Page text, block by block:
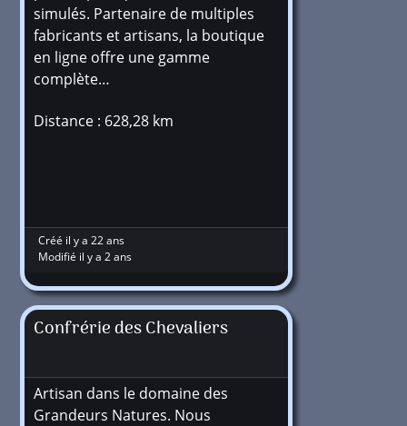
simulés. Partenaire de multiples
fabricants et artisans, la boutique
en ligne offre une gamme
complète…
Distance : 628,28 km
Créé il y a 22 ans
Modifié il y a 2 ans
Confrérie des Chevaliers
Artisan dans le domaine des
Grandeurs Natures. Nous